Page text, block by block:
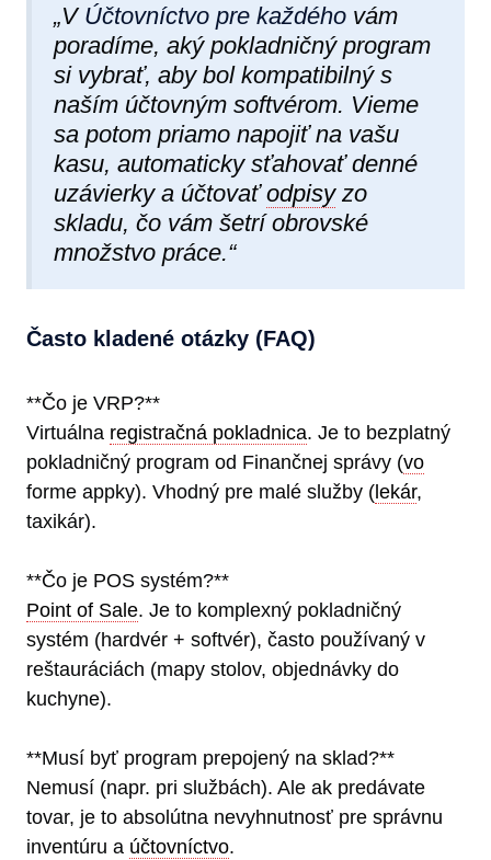
„V Účtovníctvo pre každého vám
poradíme, aký pokladničný program
si vybrať, aby bol kompatibilný s
naším účtovným softvérom. Vieme
sa potom priamo napojiť na vašu
kasu, automaticky sťahovať denné
uzávierky a účtovaťodpisyzo
skladu, čo vám šetrí obrovské
množstvo práce.“
Často kladené otázky (FAQ)
**Čo je VRP?**
Virtuálna registračná pokladnica. Je to bezplatný
pokladničný program od Finančnej správy (vo
forme appky). Vhodný pre malé služby ( lekár,
taxikár).
**Čo je POS systém?**
Point of Sale. Je to komplexný pokladničný
systém (hardvér + softvér), často používaný v
reštauráciách (mapy stolov, objednávky do
kuchyne).
**Musí byť program prepojený na sklad?**
Nemusí (napr. pri službách). Ale ak predávate
tovar, je to absolútna nevyhnutnosť pre správnu
inventúru a účtovníctvo.